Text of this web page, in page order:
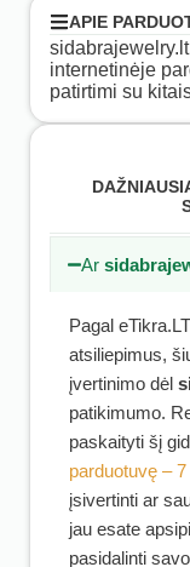
APIE
internetinėje
patirtimi su
Ar
Pagal
atsiliepimus,
įvertinimo dėl
patikimumo.
paskaityti šį
parduotuvę –
įsivertinti ar
jau esate
pasidalinti